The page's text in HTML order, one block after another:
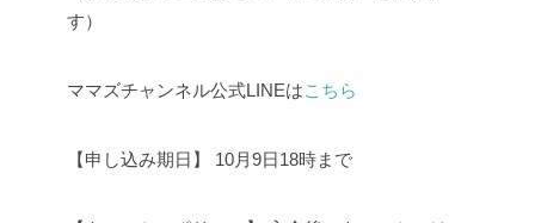
す）
ママズチャンネル公式LINEはこちら
【申し込み期日】 10月9日18時まで